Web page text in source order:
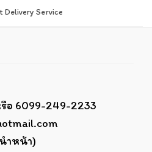
Delivery Service
อ 6099-249-2233
ำหน้า)